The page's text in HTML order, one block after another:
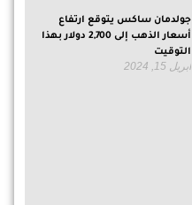
جولدمان ساكس يتوقع ارتفاع
أسعار الذهب إلى 2,700 دولار بهذا
التوقيت
أبريل 15, 2024